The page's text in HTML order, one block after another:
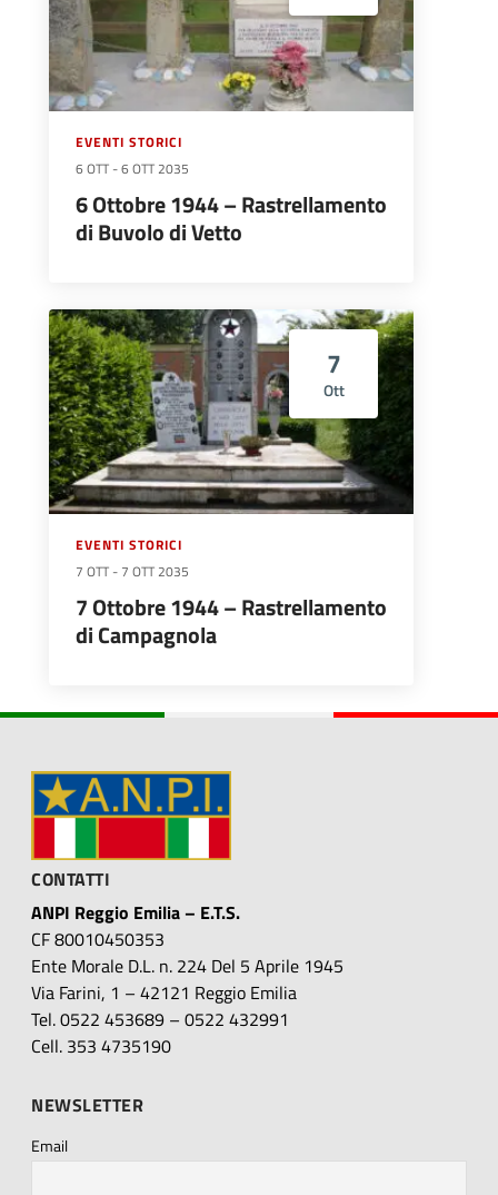
EVENTI STORICI
6 OTT -6 OTT 2035
6 Ottobre 1944 – Rastrellamento
di Buvolo di Vetto
7
Ott
EVENTI STORICI
7 OTT - 7 OTT 2035
7 Ottobre 1944 – Rastrellamento
di Campagnola
CONTATTI
ANPI Reggio Emilia – E.T.S.
CF 80010450353
Ente Morale D.L. n. 224 Del 5 Aprile 1945
Via Farini, 1 – 42121 Reggio Emilia
Tel. 0522 453689 – 0522 432991
Cell. 353 4735190
NEWSLETTER
Email